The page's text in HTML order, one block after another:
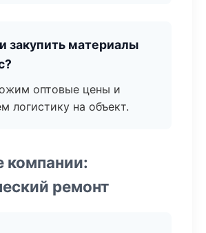
закупить материалы
оптовые цены и
логистику на объект.
компании:
ремонт